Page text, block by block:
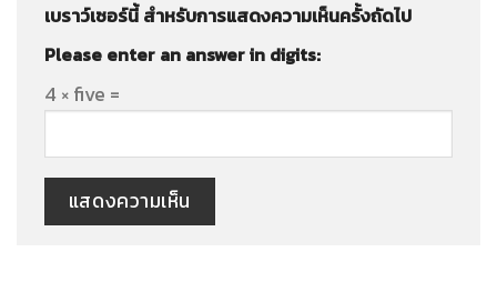
เบราว์เซอร์นี้ สำหรับการแสดงความเห็นครั้งถัดไป
Please enter an answer in digits:
4 × five =